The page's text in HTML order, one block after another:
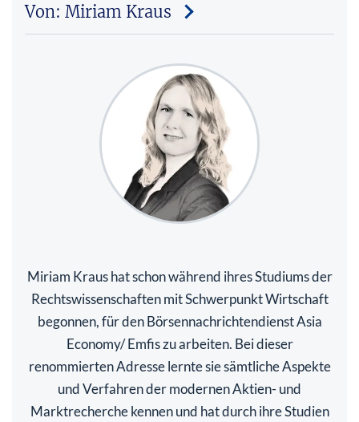
Von: Miriam Kraus
Miriam Kraus hat schon während ihres Studiums der
Rechtswissenschaften mit Schwerpunkt Wirtschaft
begonnen, für den Börsennachrichtendienst Asia
Economy/ Emfis zu arbeiten. Bei dieser
renommierten Adresse lernte sie sämtliche Aspekte
und Verfahren der modernen Aktien- und
Marktrecherche kennen und hat durch ihre Studien